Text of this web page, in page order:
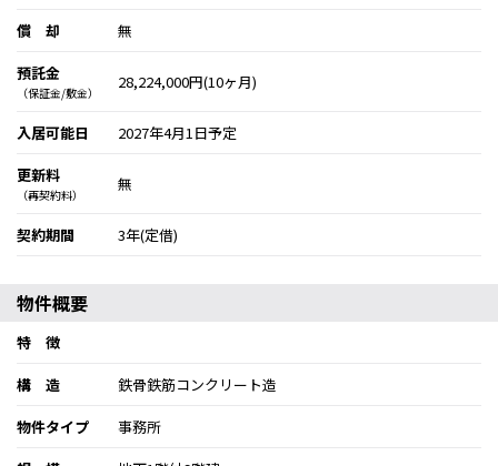
償 却
無
預託金
（保証金/敷金）
28,224,000円(10ヶ月)
入居可能日
2027年4月1日予定
更新料
（再契約料）
無
契約期間 3年(定借)
物件概要
特 徴
構 造
鉄骨鉄筋コンクリート造
物件タイプ
事務所